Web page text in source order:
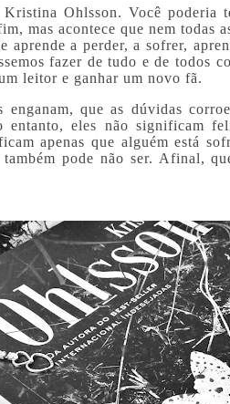
Ohlsson. Você poderia
mas acontece que nem todas
aprende a perder, a sofrer,
fazer de tudo e de todos
leitor e ganhar um novo fã.
enganam, que as dúvidas
entanto, eles não significam
apenas que alguém está
pode não ser. Afinal,